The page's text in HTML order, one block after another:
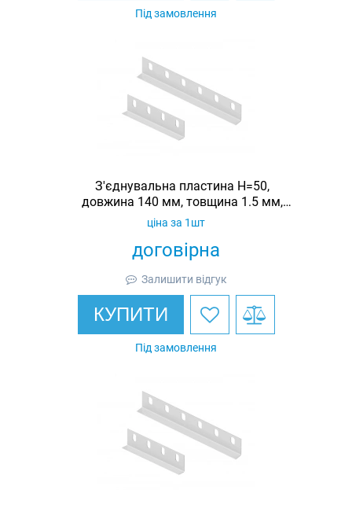
Під замовлення
З'єднувальна пластина H=50,
довжина 140 мм, товщина 1.5 мм,
оцинкована, Ardic
договірна
ціна за 1шт
Залишити відгук
КУПИТИ
Під замовлення